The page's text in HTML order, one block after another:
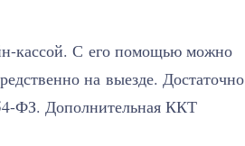
кассой. С его помощью можно
на выезде. Достаточно
ФЗ. Дополнительная ККТ